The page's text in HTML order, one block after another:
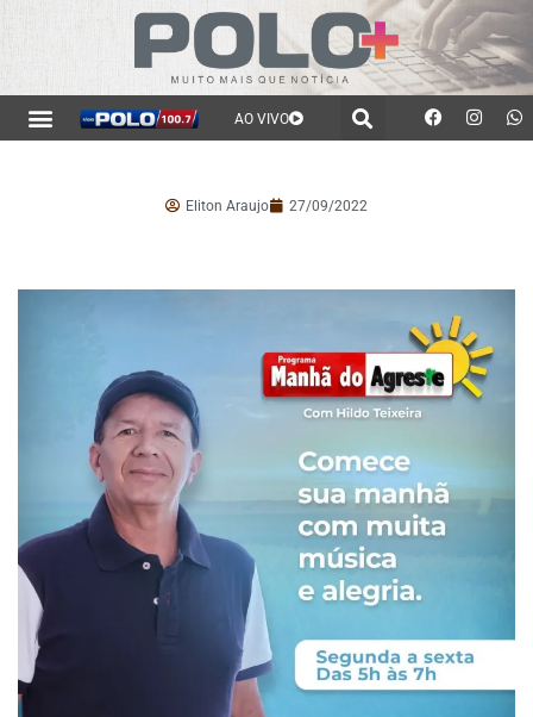
AO VIVO
Eliton Araujo 27/09/2022